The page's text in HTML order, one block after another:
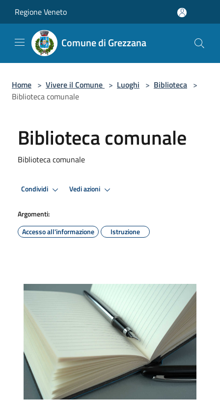
Regione Veneto
Comune di Grezzana
Home > Vivere il Comune > Luoghi > Biblioteca >
Biblioteca comunale
Biblioteca comunale
Biblioteca comunale
Condividi Vedi azioni
Argomenti:
Accesso all'informazione
Istruzione